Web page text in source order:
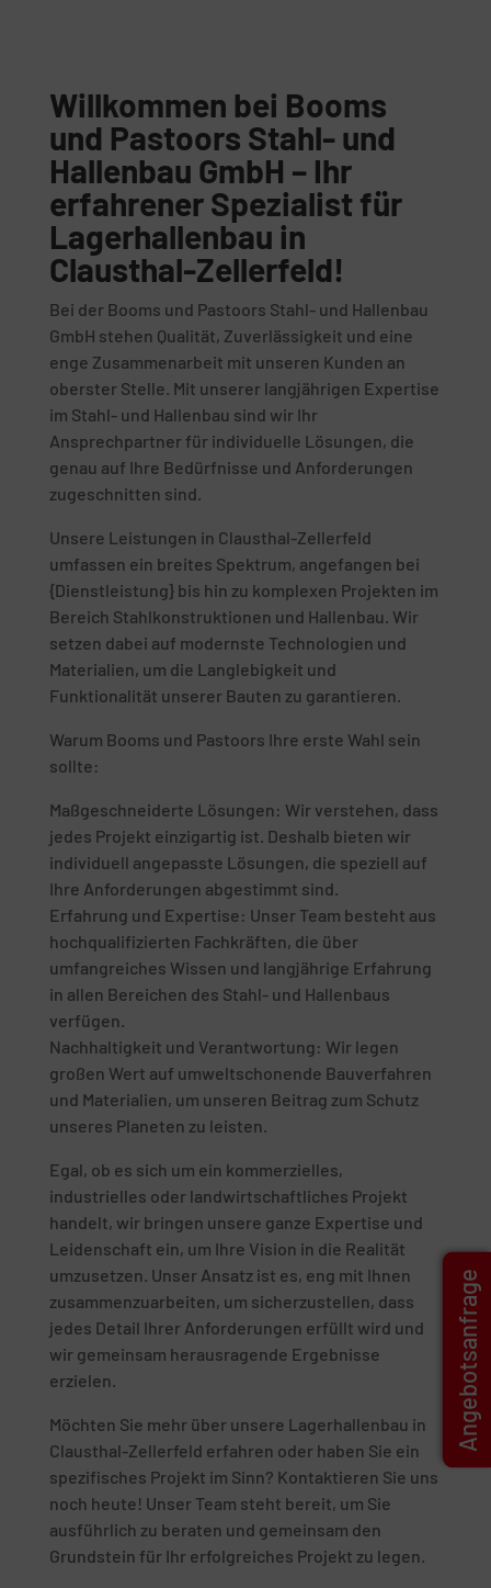
Willkommen bei Booms
und Pastoors Stahl- und
Hallenbau GmbH – Ihr
erfahrener Spezialist für
Lagerhallenbau in
Clausthal-Zellerfeld!
Bei der Booms und Pastoors Stahl- und Hallenbau
GmbH stehen Qualität, Zuverlässigkeit und eine
enge Zusammenarbeit mit unseren Kunden an
oberster Stelle. Mit unserer langjährigen Expertise
im Stahl- und Hallenbau sind wir Ihr
Ansprechpartner für individuelle Lösungen, die
genau auf Ihre Bedürfnisse und Anforderungen
zugeschnitten sind.
Unsere Leistungen in Clausthal-Zellerfeld
umfassen ein breites Spektrum, angefangen bei
{Dienstleistung} bis hin zu komplexen Projekten im
Bereich Stahlkonstruktionen und Hallenbau. Wir
setzen dabei auf modernste Technologien und
Materialien, um die Langlebigkeit und
Funktionalität unserer Bauten zu garantieren.
Warum Booms und Pastoors Ihre erste Wahl sein
sollte:
Maßgeschneiderte Lösungen: Wir verstehen, dass
jedes Projekt einzigartig ist. Deshalb bieten wir
individuell angepasste Lösungen, die speziell auf
Ihre Anforderungen abgestimmt sind.
Erfahrung und Expertise: Unser Team besteht aus
hochqualifizierten Fachkräften, die über
umfangreiches Wissen und langjährige Erfahrung
in allen Bereichen des Stahl- und Hallenbaus
verfügen.
Nachhaltigkeit und Verantwortung: Wir legen
großen Wert auf umweltschonende Bauverfahren
und Materialien, um unseren Beitrag zum Schutz
unseres Planeten zu leisten.
Egal, ob es sich um ein kommerzielles,
industrielles oder landwirtschaftliches Projekt
handelt, wir bringen unsere ganze Expertise und
Leidenschaft ein, um Ihre Vision in die Realität
umzusetzen. Unser Ansatz ist es, eng mit Ihnen
zusammenzuarbeiten, um sicherzustellen, dass
jedes Detail Ihrer Anforderungen erfüllt wird und
wir gemeinsam herausragende Ergebnisse
erzielen.
Möchten Sie mehr über unsere Lagerhallenbau in
Clausthal-Zellerfeld erfahren oder haben Sie ein
spezifisches Projekt im Sinn? Kontaktieren Sie uns
noch heute! Unser Team steht bereit, um Sie
ausführlich zu beraten und gemeinsam den
Grundstein für Ihr erfolgreiches Projekt zu legen.
Angebotsanfrage